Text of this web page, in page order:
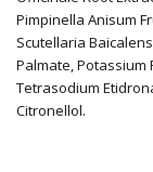
Pimpinella Anisum
Scutellaria
Palmate,
Tetrasodium
Citronellol.